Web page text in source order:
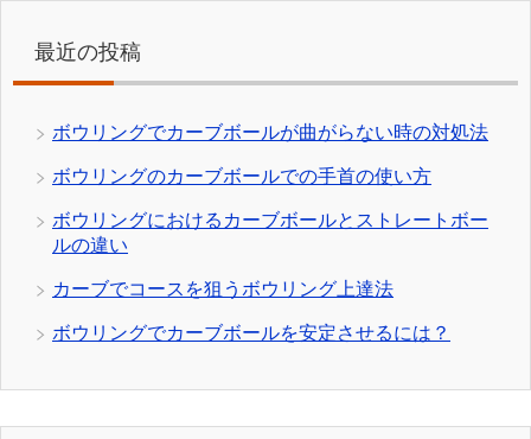
最近の投稿
ボウリングでカーブボールが曲がらない時の対処法
ボウリングのカーブボールでの手首の使い方
ボウリングにおけるカーブボールとストレートボー
ルの違い
カーブでコースを狙うボウリング上達法
ボウリングでカーブボールを安定させるには？